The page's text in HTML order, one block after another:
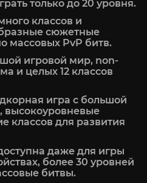
только до 20 уровня.
классов и
сюжетные
массовых PvP битв.
игровой мир, non-
и целых 12 классов
игра с большой
высокоуровневые
классов для развития
даже для игры
более 30 уровней
битвы.